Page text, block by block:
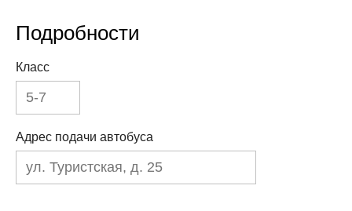
Подробности
Класс
Адрес подачи автобуса